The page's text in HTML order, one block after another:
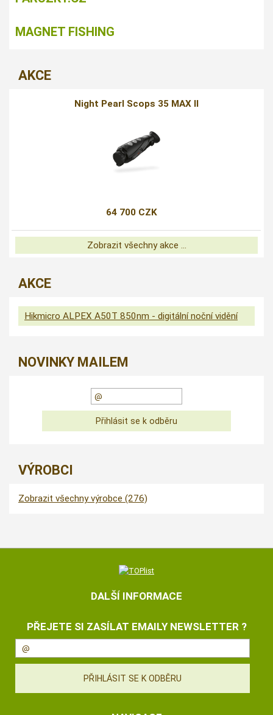
MAGNET FISHING
AKCE
Night Pearl Scops 35 MAX II
64 700 CZK
Zobrazit všechny akce ...
AKCE
Hikmicro ALPEX A50T 850nm - digitální noční vidění
NOVINKY MAILEM
VÝROBCI
Zobrazit všechny výrobce (276)
DALŠÍ INFORMACE
PŘEJETE SI ZASÍLAT EMAILY NEWSLETTER ?